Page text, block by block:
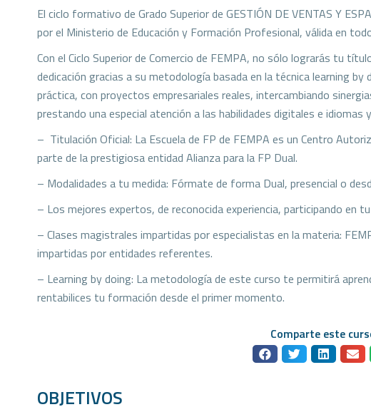
El ciclo formativo de Grado Superior de GESTIÓN DE VENTAS Y
por el Ministerio de Educación y Formación Profesional, válida en
Con el Ciclo Superior de Comercio de FEMPA, no sólo lograrás tu
dedicación gracias a su metodología basada en la técnica learning
práctica, con proyectos empresariales reales, intercambiando
prestando una especial atención a las habilidades digitales e idiomas
– Titulación Oficial: La Escuela de FP de FEMPA es un Centro
parte de la prestigiosa entidad Alianza para la FP Dual.
– Modalidades a tu medida: Fórmate de forma Dual, presencial o
– Los mejores expertos, de reconocida experiencia, participando en
– Clases magistrales impartidas por especialistas en la materia:
impartidas por entidades referentes.
– Learning by doing: La metodología de este curso te permitirá
rentabilices tu formación desde el primer momento.
Comparte este
OBJETIVOS